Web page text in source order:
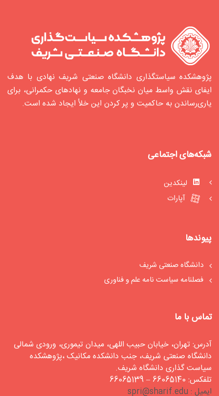
پژوهشکده سیاستگذاری دانشگاه صنعتی شریف نهادی با هدف
ایفای نقش واسط میان نخبگان جامعه و نهادهای حکمرانی، برای
یاری‌رساندن به حاکمیت و پر کردن این خلأ ایجاد شده‌ است.
شبکه‌های اجتماعی
لینکدین
آپارات
پیوندها
دانشگاه صنعتی شریف
فصلنامه سیاست‏ نامه علم و فناوری
تماس با ما
آدرس: تهران، خیابان حبیب اللهی، میدان تیموری، ورودی شمالی
دانشگاه صنعتی شریف، جنب دانشکده مکانیک ،پژوهشکده
سیاست گذاری دانشگاه شریف.
تلفکس: 66065140 – 66065139
ایمیل : spri@sharif.edu